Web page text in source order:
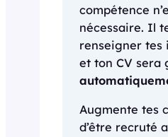
compétence
nécessaire. Il
renseigner tes
et ton CV sera
Augmente tes
d’être recruté